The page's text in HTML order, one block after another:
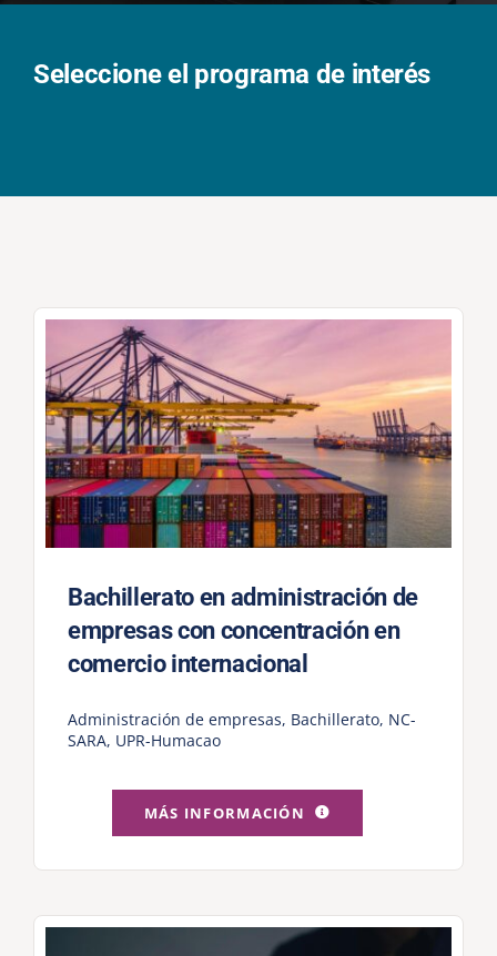
Seleccione el programa de interés
Bachillerato en administración de
empresas con concentración en
comercio internacional
Administración de empresas, Bachillerato, NC-
SARA, UPR-Humacao
MÁS INFORMACIÓN